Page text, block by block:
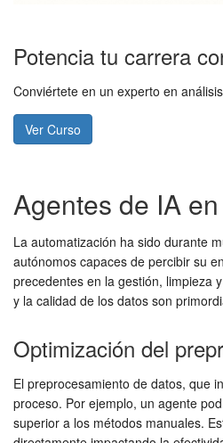
Potencia tu carrera
Conviértete en un experto en
Ver Curso
Agentes de IA
La automatización ha sido durante
autónomos capaces de percibir su
precedentes en la gestión, limpieza
y la calidad de los datos son
Optimización del
El preprocesamiento de datos, que
proceso. Por ejemplo, un agente
superior a los métodos manuales.